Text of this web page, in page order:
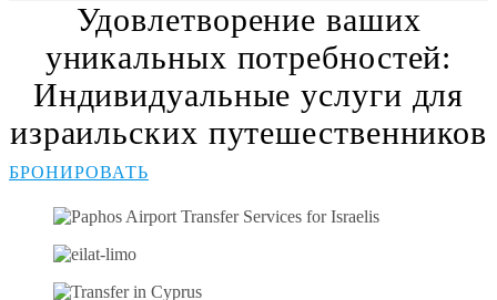
Удовлетворение ваших
уникальных потребностей:
Индивидуальные услуги для
израильских путешественников
БРОНИРОВАТЬ